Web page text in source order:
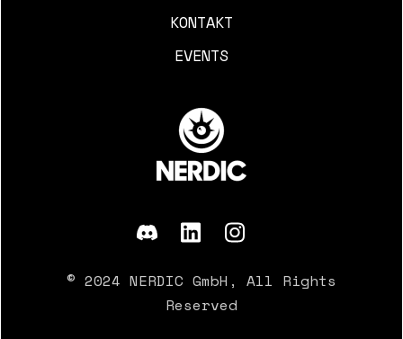
© 2024 NERDIC GmbH, All Rights
Reserved
KONTAKT
EVENTS